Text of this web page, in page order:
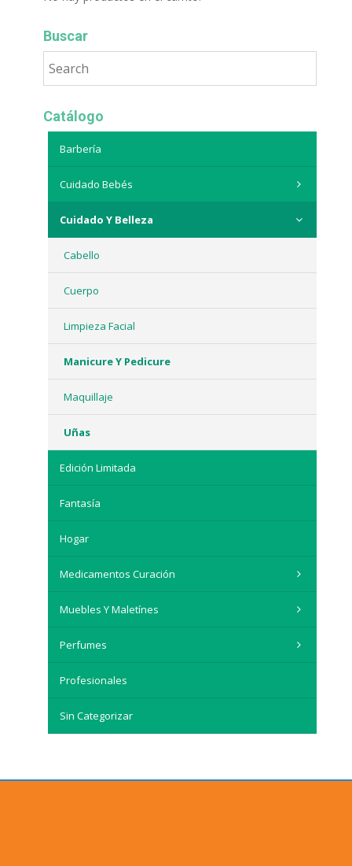
Buscar
Catálogo
Barbería
Cuidado Bebés
Cuidado Y Belleza
Cabello
Cuerpo
Limpieza Facial
Manicure Y Pedicure
Maquillaje
Uñas
Edición Limitada
Fantasía
Hogar
Medicamentos Curación
Muebles Y Maletínes
Perfumes
Profesionales
Sin Categorizar